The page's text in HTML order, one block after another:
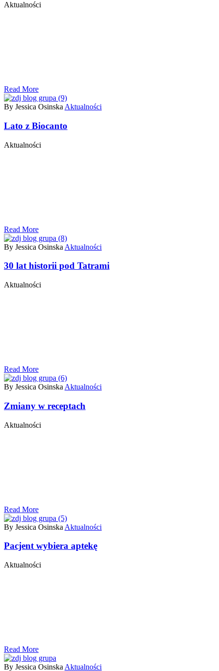
Aktualności
Read More
By Jessica Osinska Aktualności
Lato z Biocanto
Aktualności
Read More
By Jessica Osinska Aktualności
30 lat historii pod Tatrami
Aktualności
Read More
By Jessica Osinska Aktualności
Zmiany w receptach
Aktualności
Read More
By Jessica Osinska Aktualności
Pacjent wybiera aptekę
Aktualności
Read More
By Jessica Osinska Aktualności